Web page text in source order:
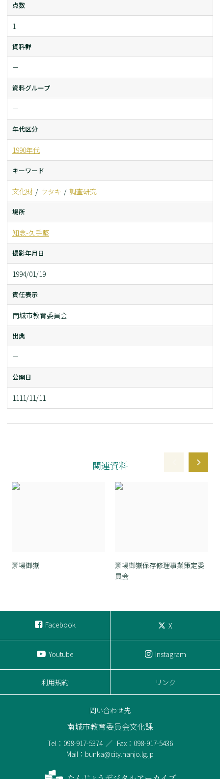
点数
1
資料群
ー
資料グループ
ー
年代区分
1990年代
キーワード
文化財 ウタキ 調査研究
場所
知念-久手堅
撮影年月日
1994/01/19
責任表示
南城市教育委員会
出典
ー
公開日
1111/11/11
関連資料
斎場御嶽
斎場御嶽保存修理事業策定委
員会
Facebook X
Youtube Instagram
利用規約 リンク
問い合わせ先
南城市教育委員会文化課
Tel：098-917-5374
Fax：098-917-5436
Mail：bunka@city.nanjo.lg.jp